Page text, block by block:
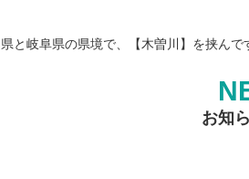
と岐阜県の県境で、【木曽川】を挟んで
お知